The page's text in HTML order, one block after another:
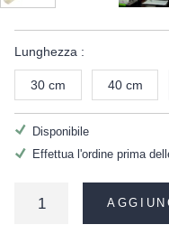
Lunghezza :
30 cm 40 cm
Disponibile
Effettua l'ordine prima